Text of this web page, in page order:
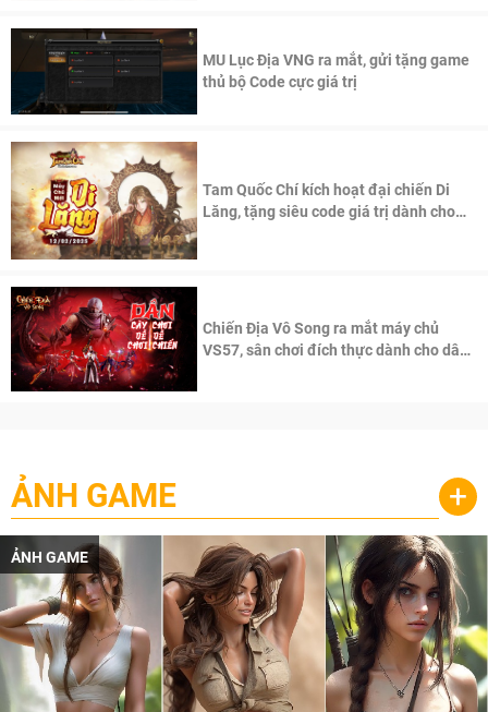
MU Lục Địa VNG ra mắt, gửi tặng game
thủ bộ Code cực giá trị
Tam Quốc Chí kích hoạt đại chiến Di
Lăng, tặng siêu code giá trị dành cho
Chiến Địa Vô Song ra mắt máy chủ
VS57, sân chơi đích thực dành cho dân
ẢNH GAME +
ẢNH GAME